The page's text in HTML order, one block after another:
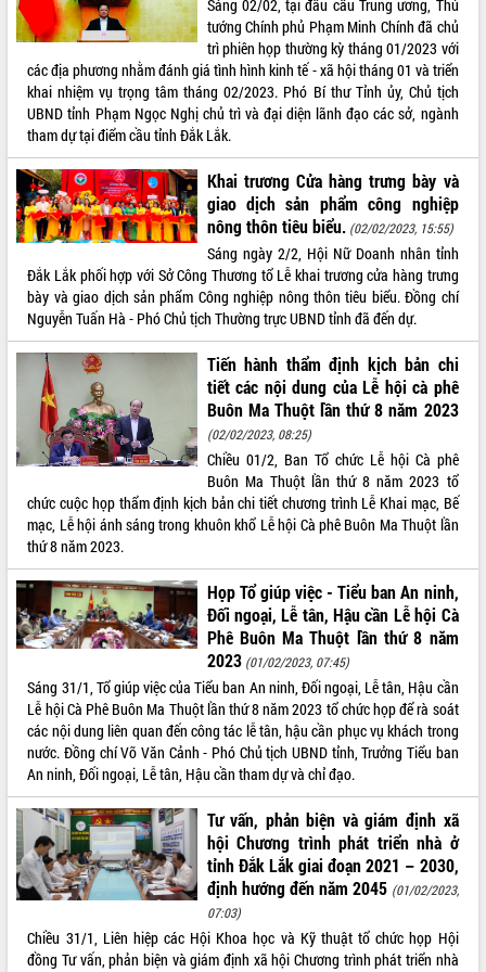
Hòn Yến phát triển du lịch gắn với bảo
tồn biển
Lấy ý kiến điều chỉnh Quy hoạch tỉnh
Đắk Lắk thời kỳ 2021-2030, tầm nhìn
đến năm 2050
Phát động chiến dịch 30 ngày đêm
giải phóng mặt bằng Tuyến đường bộ
ven biển
Đắk Lắk nỗ lực thúc đẩy tăng trưởng
kinh tế từ 10% trở lên trong Quý
II/2026
Đắk Lắk ký kết thỏa thuận hợp tác về
chuyển đổi số giai đoạn 2026 – 2030
với Tập đoàn Bưu chính Viễn thông
Việt Nam
Thứ trưởng Bộ Y tế làm việc với tỉnh
Đắk Lắk về phát triển nhân lực y tế
cho trạm y tế cấp xã
Du lịch Đắk Lắk nâng tầm trải nghiệm
du khách thông qua Hệ thống cơ sở dữ
liệu và Bản đồ số
Tập huấn ứng dụng trí tuệ nhân tạo (AI)
trong thương mại điện tử năm 2026
Đoàn đại biểu Quốc hội tỉnh Đắk Lắk
trao đổi thông tin trước Kỳ họp thứ
nhất, Quốc hội khóa XVI
Quyết liệt cải cách hành chính, khơi
thông nguồn lực phát triển
tỉnh thông qua hiện đại hóa hành chính
Xã Ea Phê gắn cải cách hành chính với
chuyển đổi số
Phó Chủ tịch Thường trực UBND tỉnh
Hồ Thị Nguyên Thảo làm việc tại Trung
tâm Phục vụ hành chính công xã Ea
Phê
Xây dựng nền hành chính số đồng
hành cùng nông dân dân, doanh nghiệp
Giai đoạn 2026-2030, Đắk Lắk phấn
đấu có 77% xã đạt chuẩn nông thôn
mới
Sáng 02/02, tại đầu cầu Trung ương, Thủ
tướng Chính phủ Phạm Minh Chính đã chủ
trì phiên họp thường kỳ tháng 01/2023 với
các địa phương nhằm đánh giá tình hình kinh tế - xã hội tháng 01 và triển
khai nhiệm vụ trọng tâm tháng 02/2023. Phó Bí thư Tỉnh ủy, Chủ tịch
UBND tỉnh Phạm Ngọc Nghị chủ trì và đại diện lãnh đạo các sở, ngành
tham dự tại điểm cầu tỉnh Đắk Lắk.
Khai trương Cửa hàng trưng bày và
giao dịch sản phẩm công nghiệp
nông thôn tiêu biểu. (02/02/2023, 15:55)
Sáng ngày 2/2, Hội Nữ Doanh nhân tỉnh
Đắk Lắk phối hợp với Sở Công Thương tổ Lễ khai trương cửa hàng trưng
bày và giao dịch sản phẩm Công nghiệp nông thôn tiêu biểu. Đồng chí
Nguyễn Tuấn Hà - Phó Chủ tịch Thường trực UBND tỉnh đã đến dự.
Tiến hành thẩm định kịch bản chi
tiết các nội dung của Lễ hội cà phê
Buôn Ma Thuột lần thứ 8 năm 2023
(02/02/2023, 08:25)
Chiều 01/2, Ban Tổ chức Lễ hội Cà phê
Buôn Ma Thuột lần thứ 8 năm 2023 tổ
chức cuộc họp thẩm định kịch bản chi tiết chương trình Lễ Khai mạc, Bế
mạc, Lễ hội ánh sáng trong khuôn khổ Lễ hội Cà phê Buôn Ma Thuột lần
thứ 8 năm 2023.
Họp Tổ giúp việc - Tiểu ban An ninh,
Đối ngoại, Lễ tân, Hậu cần Lễ hội Cà
Phê Buôn Ma Thuột lần thứ 8 năm
2023 (01/02/2023, 07:45)
Sáng 31/1, Tổ giúp việc của Tiểu ban An ninh, Đối ngoại, Lễ tân, Hậu cần
Lễ hội Cà Phê Buôn Ma Thuột lần thứ 8 năm 2023 tổ chức họp để rà soát
các nội dung liên quan đến công tác lễ tân, hậu cần phục vụ khách trong
nước. Đồng chí Võ Văn Cảnh - Phó Chủ tịch UBND tỉnh, Trưởng Tiểu ban
An ninh, Đối ngoại, Lễ tân, Hậu cần tham dự và chỉ đạo.
Tư vấn, phản biện và giám định xã
hội Chương trình phát triển nhà ở
tỉnh Đắk Lắk giai đoạn 2021 – 2030,
định hướng đến năm 2045 (01/02/2023,
07:03)
Chiều 31/1, Liên hiệp các Hội Khoa học và Kỹ thuật tổ chức họp Hội
đồng Tư vấn, phản biện và giám định xã hội Chương trình phát triển nhà